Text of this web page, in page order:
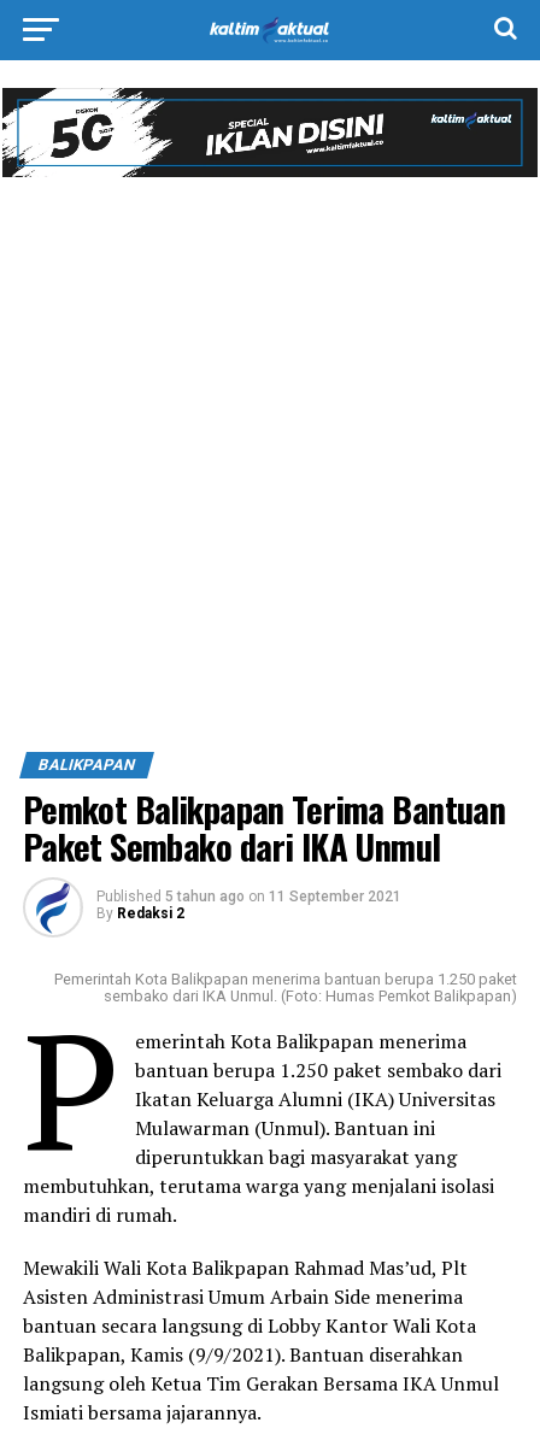
BALIKPAPAN
Pemkot Balikpapan Terima Bantuan
Paket Sembako dari IKA Unmul
Published 5 tahun ago on 11 September 2021
By Redaksi 2
Pemerintah Kota Balikpapan menerima bantuan berupa 1.250 paket
sembako dari IKA Unmul. (Foto: Humas Pemkot Balikpapan)
P
emerintah Kota Balikpapan menerima
bantuan berupa 1.250 paket sembako dari
Ikatan Keluarga Alumni (IKA) Universitas
Mulawarman (Unmul). Bantuan ini
diperuntukkan bagi masyarakat yang
membutuhkan, terutama warga yang menjalani isolasi
mandiri di rumah.
Mewakili Wali Kota Balikpapan Rahmad Mas’ud, Plt
Asisten Administrasi Umum Arbain Side menerima
bantuan secara langsung di Lobby Kantor Wali Kota
Balikpapan, Kamis (9/9/2021). Bantuan diserahkan
langsung oleh Ketua Tim Gerakan Bersama IKA Unmul
Ismiati bersama jajarannya.